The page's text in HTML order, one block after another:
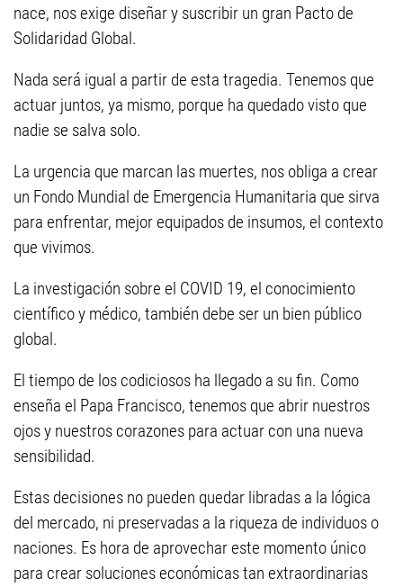
nace, nos exige diseñar y suscribir un gran Pacto de
Solidaridad Global.
Nada será igual a partir de esta tragedia. Tenemos que
actuar juntos, ya mismo, porque ha quedado visto que
nadie se salva solo.
La urgencia que marcan las muertes, nos obliga a crear
un Fondo Mundial de Emergencia Humanitaria que sirva
para enfrentar, mejor equipados de insumos, el contexto
que vivimos.
La investigación sobre el COVID 19, el conocimiento
científico y médico, también debe ser un bien público
global.
El tiempo de los codiciosos ha llegado a su fin. Como
enseña el Papa Francisco, tenemos que abrir nuestros
ojos y nuestros corazones para actuar con una nueva
sensibilidad.
Estas decisiones no pueden quedar libradas a la lógica
del mercado, ni preservadas a la riqueza de individuos o
naciones. Es hora de aprovechar este momento único
para crear soluciones económicas tan extraordinarias